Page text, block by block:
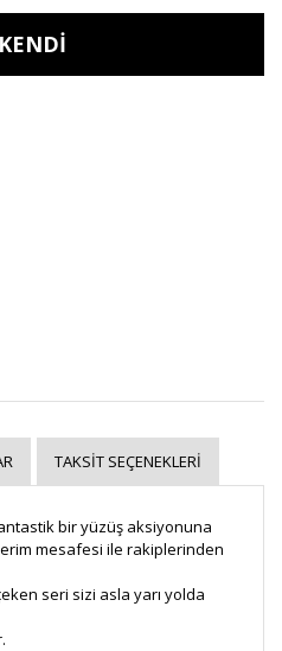
TAKSIT SEÇENEKLERI
bir yüzüş aksiyonuna
mesafesi ile rakiplerinden
seri sizi asla yarı yolda